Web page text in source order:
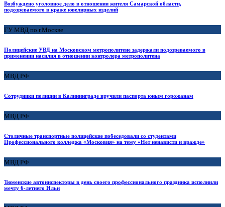
Возбуждено уголовное дело в отношении жителя Самарской области,
подозреваемого в краже ювелирных изделий
ГУ МВД по г.Москве
Полицейские УВД на Московском метрополитене задержали подозреваемого в
применении насилия в отношении контролера метрополитена
МВД РФ
Сотрудники полиции в Калининграде вручили паспорта юным горожанам
МВД РФ
Столичные транспортные полицейские побеседовали со студентами
Профессионального колледжа «Московия» на тему «Нет ненависти и вражде»
МВД РФ
Тюменские автоинспекторы в день своего профессионального праздника исполнили
мечту 6-летнего Ильи